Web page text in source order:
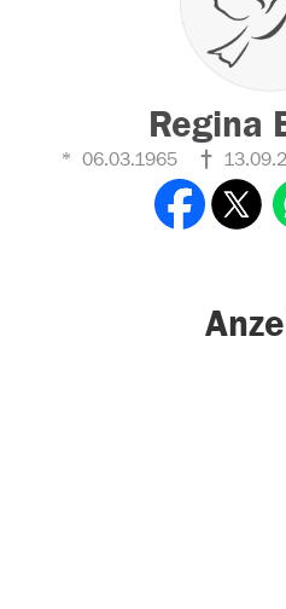
Regina
06.03.1965